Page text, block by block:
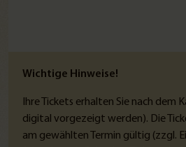
Wichtige Hinweise!
Ihre Tickets erhalten Sie nach dem
digital vorgezeigt werden). Die
am gewählten Termin gültig (zzgl.